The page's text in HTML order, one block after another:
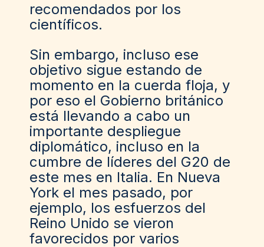
recomendados por los
científicos.
Sin embargo, incluso ese
objetivo sigue estando de
momento en la cuerda floja, y
por eso el Gobierno británico
está llevando a cabo un
importante despliegue
diplomático, incluso en la
cumbre de líderes del G20 de
este mes en Italia. En Nueva
York el mes pasado, por
ejemplo, los esfuerzos del
Reino Unido se vieron
favorecidos por varios